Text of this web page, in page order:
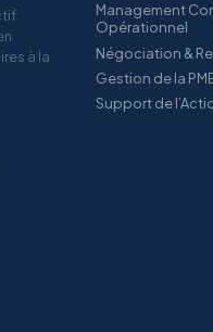
à la
Management
Opérationnel
Négociation &
Gestion de la
Support de